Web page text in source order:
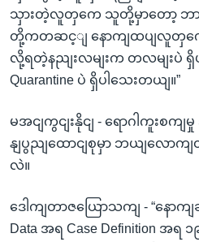
သှားတဲ့လူတှကေ သူတို့မှာတော့ ဘာ
တို့ကတဆင့ျ နောကျထပျလူတှက
လို့ရတဲ့နညျးလမျးက တလမျးပဲ ရှိ
Quarantine ပဲ ရှိပါသေးတယျ။”
မအငျကွငျးနိုငျ - ရောဂါကူးစ
နျပွညျထောငျစုမှာ ဘယျလော
လဲ။
ဒေါကျတာဇယြောသကျ - “နော
Data အရ Case Definition အရ